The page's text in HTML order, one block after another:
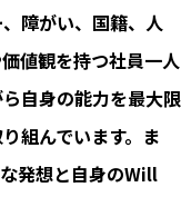
障がい、国籍、人
値観を持つ社員⼀人
自身の能⼒を最大限
組んでいます。ま
発想と自身のWill